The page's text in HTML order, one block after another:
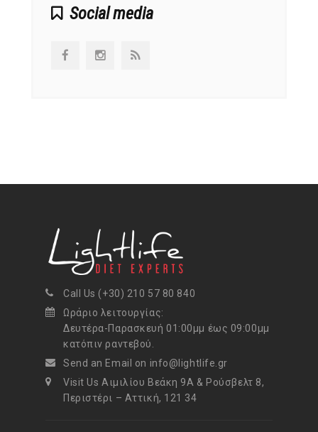
Social media
Call Us (+30) 210 57 80 840
Ωράριο λειτουργίας:
Δευτέρα-Παρασκευή 01:00μμ έως 09:00μμ
κατόπιν ραντεβού.
Send an Email on info@lightlife.gr
Visit Us Αιμιλίου Βεάκη 9Α & Ρούσβελτ 8,
Περιστέρι – Αττική, 121 34